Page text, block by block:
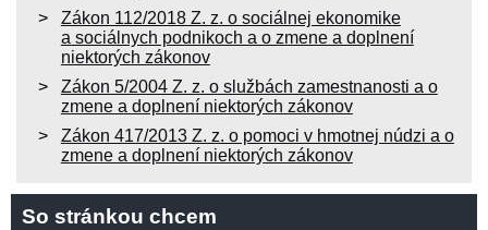
Zákon 112/2018 Z. z. o sociálnej ekonomike
a sociálnych podnikoch a o zmene a doplnení
niektorých zákonov
Zákon 5/2004 Z. z. o službách zamestnanosti a o
zmene a doplnení niektorých zákonov
Zákon 417/2013 Z. z. o pomoci v hmotnej núdzi a o
zmene a doplnení niektorých zákonov
So stránkou chcem